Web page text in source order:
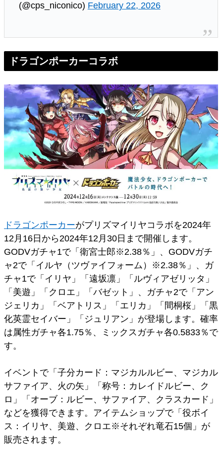
(@cps_niconico) February 22, 2026
ドラゴンポーカーコラボ
ドラゴンポーカーがプリズマイリヤコラボを2024年
12月16日から2024年12月30日まで開催します。
GODVガチャ1で「衛宮士郎※2.38％」、GODVガチ
ャ2で「イルヤ（ツヴァイフォーム）※2.38％」、ガ
チャ1で「イリヤ」「遠坂凛」「ルヴィアゼリッタ」
「美遊」「クロエ」「バゼット」、ガチャ2で「アン
ジェリカ」「ベアトリス」「エリカ」「間桐桜」「黒
化英霊セイバー」「ジュリアン」が登場します。確率
は属性ガチャ各1.75％、ミックスガチャ各0.5833％で
す。
イベントで「子分カード：マジカルルビー、マジカル
サファイア、火の矢」「称号：カレイドルビー、ク
ロ」「オーブ：ルビー、サファイア、クラスカード」
などを獲得できます。アイテムショップで「役ボイ
ス：イリヤ、美遊、クロエ※それぞれ竜石15個」が
販売されます。